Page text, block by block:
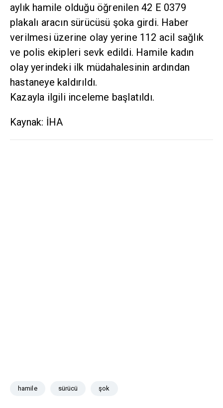
aylık hamile olduğu öğrenilen 42 E 0379
plakalı aracın sürücüsü şoka girdi. Haber
verilmesi üzerine olay yerine 112 acil sağlık
ve polis ekipleri sevk edildi. Hamile kadın
olay yerindeki ilk müdahalesinin ardından
hastaneye kaldırıldı.
Kazayla ilgili inceleme başlatıldı.
Kaynak: İHA
hamile sürücü şok